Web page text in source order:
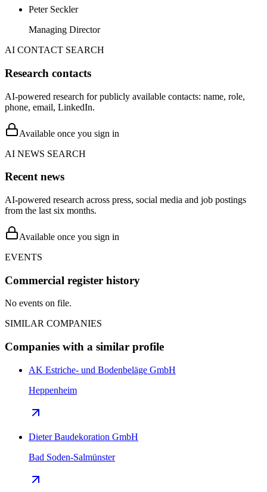
Peter Seckler
Managing Director
AI CONTACT SEARCH
Research contacts
AI-powered research for publicly available contacts: name, role,
phone, email, LinkedIn.
Available once you sign in
AI NEWS SEARCH
Recent news
AI-powered research across press, social media and job postings
from the last six months.
Available once you sign in
EVENTS
Commercial register history
No events on file.
SIMILAR COMPANIES
Companies with a similar profile
AK Estriche- und Bodenbeläge GmbH
Heppenheim
Dieter Baudekoration GmbH
Bad Soden-Salmünster